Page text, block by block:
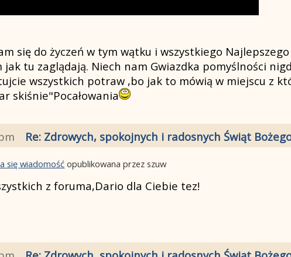
się do życzeń w tym wątku i wszystkiego
tu zaglądają. Niech nam Gwiazdka pomyślności
wszystkich potraw ,bo jak to mówią w miejscu z
skiśnie"Pocałowania
Re: Zdrowych, spokojnych i radosnych Świąt
się wiadomość opublikowana przez szuw
z foruma,Dario dla Ciebie tez!